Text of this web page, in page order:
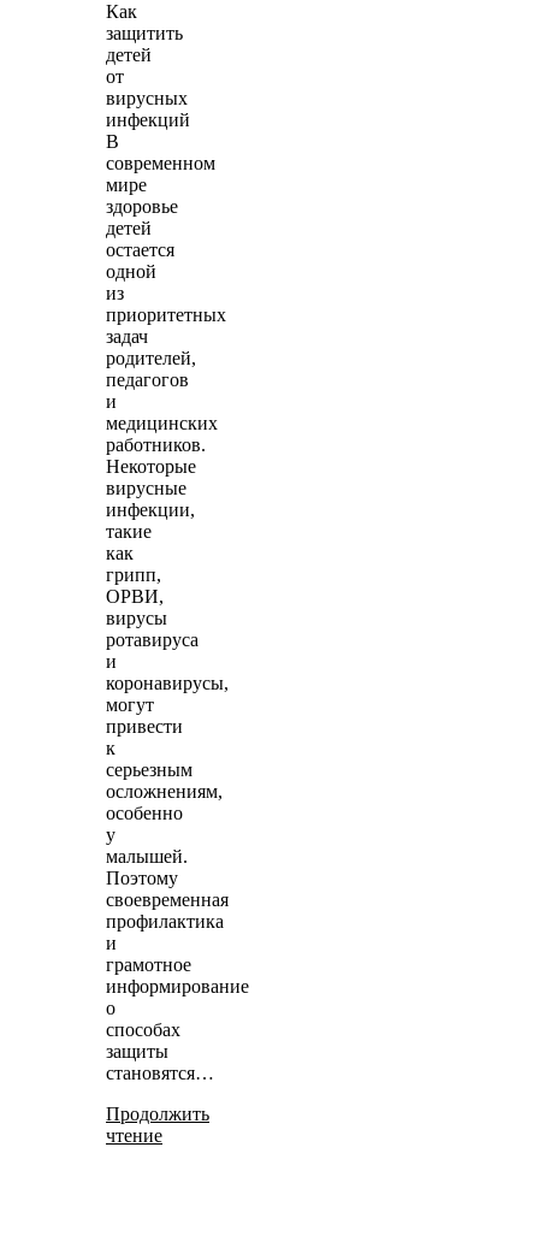
Как
защитить
детей
от
вирусных
инфекций
В
современном
мире
здоровье
детей
остается
одной
из
приоритетных
задач
родителей,
педагогов
и
медицинских
работников.
Некоторые
вирусные
инфекции,
такие
как
грипп,
ОРВИ,
вирусы
ротавируса
и
коронавирусы,
могут
привести
к
серьезным
осложнениям,
особенно
у
малышей.
Поэтому
своевременная
профилактика
и
грамотное
информирование
о
способах
защиты
становятся…
Продолжить
чтение